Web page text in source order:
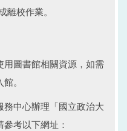
離校作業。
用圖書館相關資源，如需
。
中心辦理「國立政治大
考以下網址：